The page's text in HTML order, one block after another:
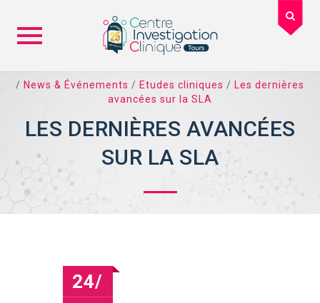
Skip
/ News & Événements / Etudes cliniques / Les dernières
avancées sur la SLA
LES DERNIÈRES AVANCÉES
SUR LA SLA
24/